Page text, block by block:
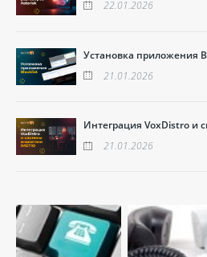
22.01.2026
Установка приложения
21.01.2026
Интеграция VoxDistro и
21.01.2026